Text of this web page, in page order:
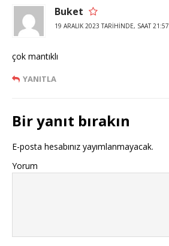
Buket
19 ARALIK 2023 TARIHINDE, SAAT 21:57
çok mantıklı
YANITLA
Bir yanıt bırakın
E-posta hesabınız yayımlanmayacak.
Yorum